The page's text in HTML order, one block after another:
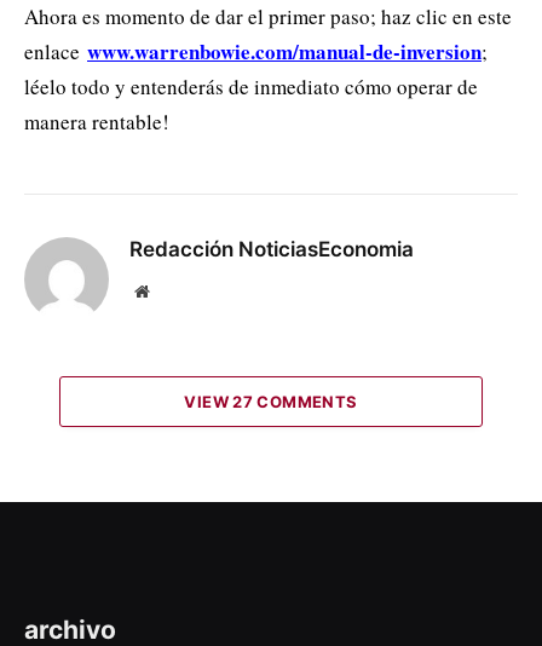
Ahora es momento de dar el primer paso; haz clic en este
enlace www.warrenbowie.com/manual-de-inversion;
léelo todo y entenderás de inmediato cómo operar de
manera rentable!
Redacción NoticiasEconomia
Website
VIEW 27 COMMENTS
archivo